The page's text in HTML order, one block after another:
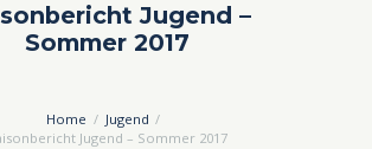
Jugend –
Sommer 2017
Home
Jugend
Jugend – Sommer 2017